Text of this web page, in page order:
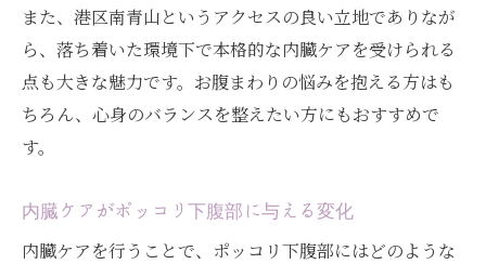
また、港区南青山というアクセスの良い立地でありなが
ら、落ち着いた環境下で本格的な内臓ケアを受けられる
点も大きな魅力です。お腹まわりの悩みを抱える方はも
ちろん、心身のバランスを整えたい方にもおすすめで
す。
内臓ケアがポッコリ下腹部に与える変化
内臓ケアを行うことで、ポッコリ下腹部にはどのような